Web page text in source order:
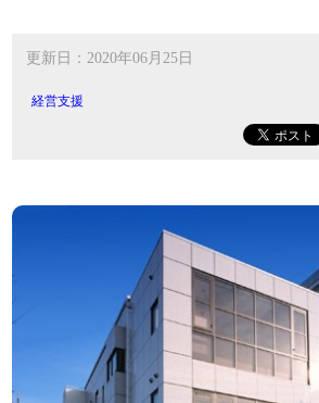
更新日：2020年06月25日
経営支援